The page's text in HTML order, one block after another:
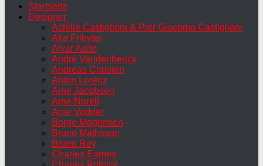
Startseite
Designer
Achille Castiglioni & Pier Giacomo Castiglioni
Ake Fribyter
Alvar Aalto
André Vandenbeuck
Andreas Christen
Anton Lorenz
Arne Jacobsen
Arne Norell
Arne Vodder
Borge Mogensen
Bruno Mathsson
Bruno Rey
Charles Eames